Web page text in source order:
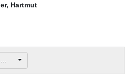
Hartmut
...